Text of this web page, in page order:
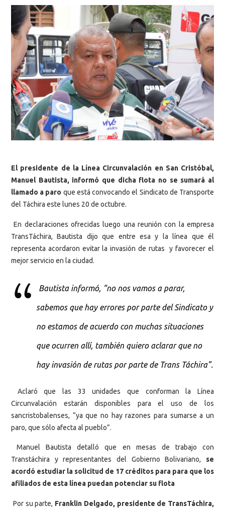
El presidente de la Línea Circunvalación en San Cristóbal,
Manuel Bautista, informó que dicha flota no se sumará al
llamado a paro que está convocando el Sindicato de Transporte
del Táchira este lunes 20 de octubre.
En declaraciones ofrecidas luego una reunión con la empresa
TransTáchira, Bautista dijo que entre esa y la línea que él
representa acordaron evitar la invasión de rutas y favorecer el
mejor servicio en la ciudad.
Bautista informó, “no nos vamos a parar,
sabemos que hay errores por parte del Sindicato y
no estamos de acuerdo con muchas situaciones
que ocurren allí, también quiero aclarar que no
hay invasión de rutas por parte de Trans Táchira”.
Aclaró que las 33 unidades que conforman la Línea
Circunvalación estarán disponibles para el uso de los
sancristobalenses, “ya que no hay razones para sumarse a un
paro, que sólo afecta al pueblo”.
Manuel Bautista detalló que en mesas de trabajo con
Transtáchira y representantes del Gobierno Bolivariano, se
acordó estudiar la solicitud de 17 créditos para para que los
afiliados de esta línea puedan potenciar su flota
Por su parte, Franklin Delgado, presidente de TransTáchira,